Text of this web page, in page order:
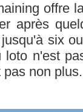
offre
après
six
n'est
non